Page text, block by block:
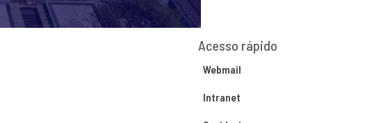
Acesso rápido
Webmail
Intranet